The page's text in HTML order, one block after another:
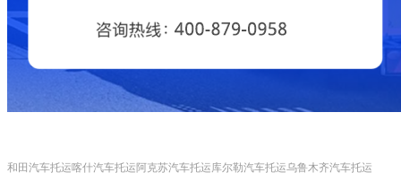
和田汽车托运喀什汽车托运 阿克苏汽车托运库尔勒汽车托运乌鲁木齐汽车托运